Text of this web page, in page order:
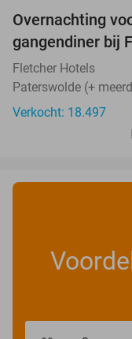
Overnachting
gangendiner bij
Fletcher Hotels
Paterswolde (+
Verkocht: 18.497